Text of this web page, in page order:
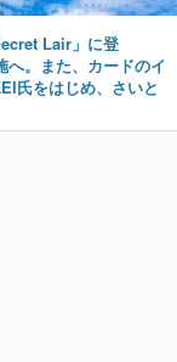
Lair」に登
へ。また、カードのイ
氏をはじめ、さいと